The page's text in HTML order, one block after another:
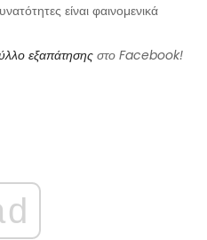
είναι φαινομενικά
εξαπάτησης στο Facebook!